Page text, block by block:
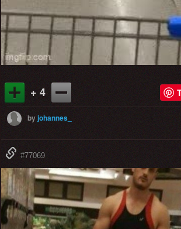
+ 4
byjohannes_
#77069